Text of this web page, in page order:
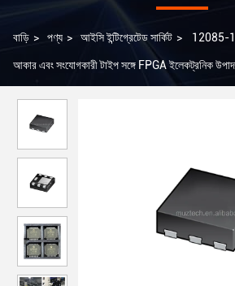
বাড়ি > পণ্য > আইসি ইন্টিগ্রেটেড সার্কিট > 12085-
আকার এবং সংযোগকারী টাইপ সঙ্গে FPGA ইলেকট্রনিক